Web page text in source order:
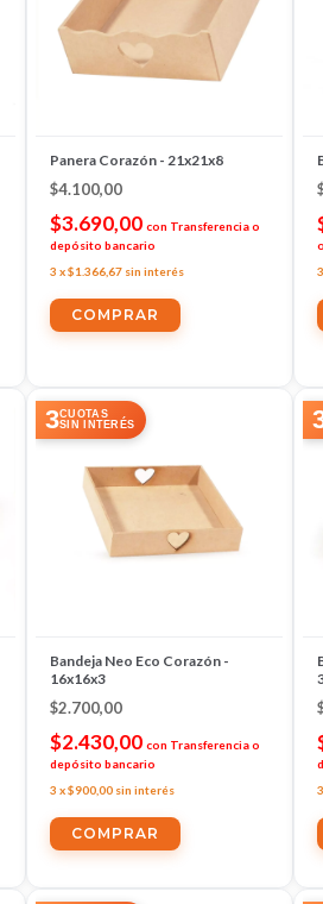
Panera Corazón - 21x21x8
$4.100,00
$3.690,00 con Transferencia o
depósito bancario
3 x$1.366,67 sin interés
3
3CUOTAS
SIN INTERÉS
Bandeja Neo Eco Corazón -
16x16x3
$2.700,00
$2.430,00 con Transferencia o
depósito bancario
3 x$900,00 sin interés
3